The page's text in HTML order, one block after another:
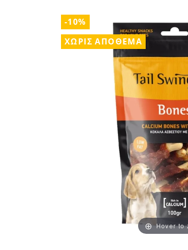
-10%
ΧΩΡΊΣ ΑΠΌΘΕΜΑ
Hover to